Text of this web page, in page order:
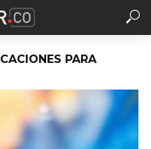
PARA